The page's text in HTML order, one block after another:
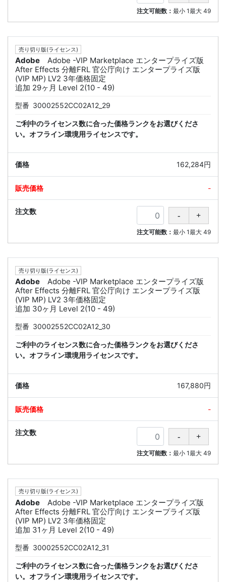
注文可能数： 最小 1最大 49
売り切り版(ライセンス)
Adobe
Adobe -VIP Marketplace エンタープライズ版
After Effects 分離FRL 官公庁向け エンタープライズ版
(VIP MP) LV2 3年価格固定
追加 29ヶ月 Level 2(10 - 49)
型番 30002552CC02A12_29
ご利中のライセンス数に合った価格ランクをお選びくださ
い。オフライン環境用ライセンスです。
162,284円
-
注文可能数： 最小 1最大 49
売り切り版(ライセンス)
Adobe
Adobe -VIP Marketplace エンタープライズ版
After Effects 分離FRL 官公庁向け エンタープライズ版
(VIP MP) LV2 3年価格固定
追加 30ヶ月 Level 2(10 - 49)
型番 30002552CC02A12_30
ご利中のライセンス数に合った価格ランクをお選びくださ
い。オフライン環境用ライセンスです。
167,880円
-
注文可能数： 最小 1最大 49
売り切り版(ライセンス)
Adobe
Adobe -VIP Marketplace エンタープライズ版
After Effects 分離FRL 官公庁向け エンタープライズ版
(VIP MP) LV2 3年価格固定
追加 31ヶ月 Level 2(10 - 49)
型番 30002552CC02A12_31
ご利中のライセンス数に合った価格ランクをお選びくださ
い。オフライン環境用ライセンスです。